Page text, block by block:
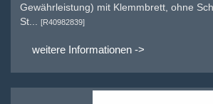
Gewährleistung) mit Klemmbrett, ohne
St...
[R40982839]
weitere Informationen ->